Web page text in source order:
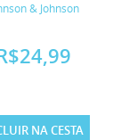
& Johnson
NA CESTA